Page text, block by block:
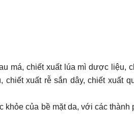
má, chiết xuất lúa mì dược liệu,
xuất rễ sắn dây, chiết xuất
của bề mặt da, với các